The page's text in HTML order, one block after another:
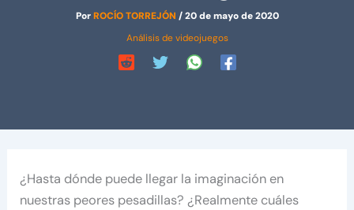
PorROCÍO TORREJÓN /20 de mayo de 2020
Análisis de videojuegos
¿Hasta dónde puede llegar la imaginación en
nuestras peores pesadillas? ¿Realmente cuáles